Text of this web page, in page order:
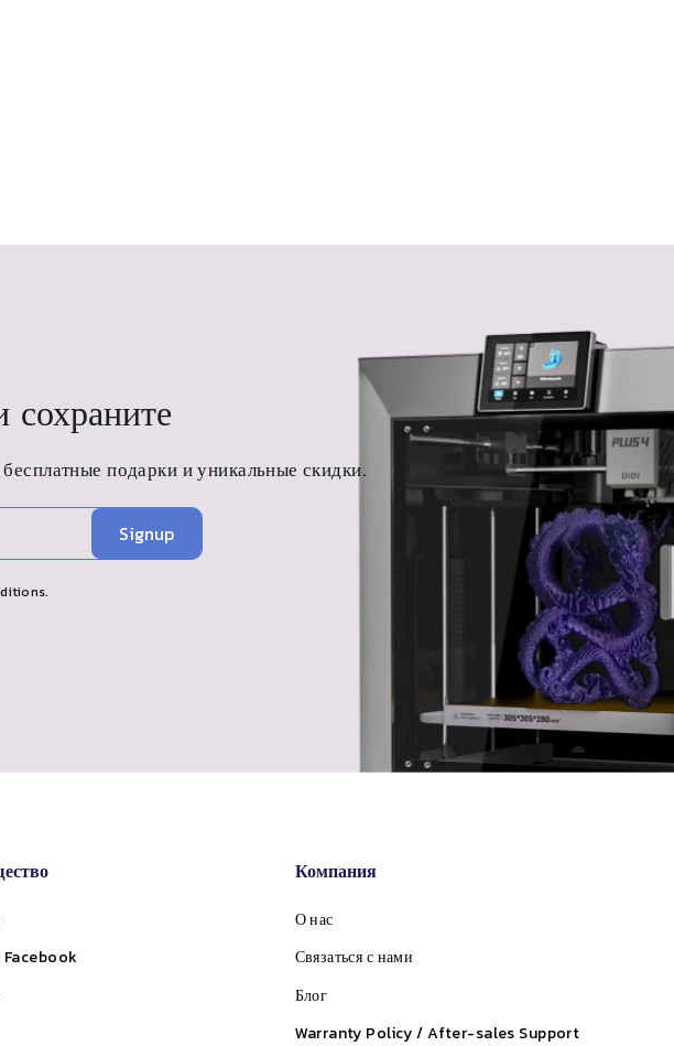
сохраните
подарки и уникальные скидки.
Signup
Facebook
Компания
О нас
Связаться с нами
Блог
Warranty Policy / After-sales Support